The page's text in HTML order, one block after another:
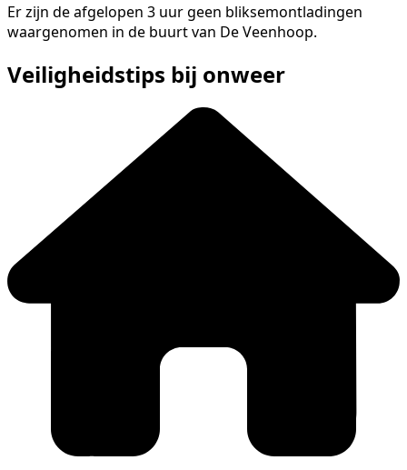
Er zijn de afgelopen 3 uur geen bliksemontladingen
waargenomen in de buurt van De Veenhoop.
Veiligheidstips bij onweer